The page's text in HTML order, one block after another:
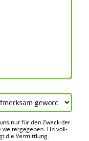
nur für den Zweck der
weiter­gegeben. Ein voll­
die Vermitt­lung.